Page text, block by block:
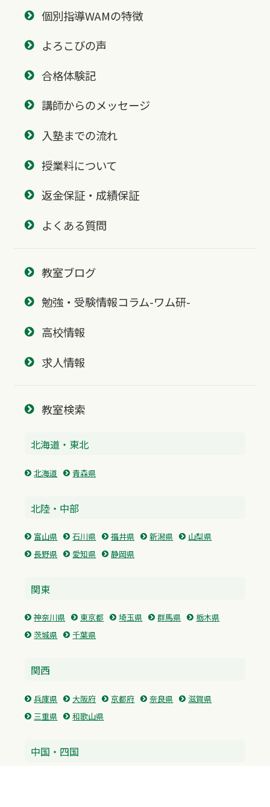
個別指導WAMの特徴
よろこびの声
合格体験記
講師からのメッセージ
入塾までの流れ
授業料について
返金保証・成績保証
よくある質問
教室ブログ
勉強・受験情報コラム-ワム研-
高校情報
求人情報
教室検索
北海道・東北
北海道 青森県
北陸・中部
富山県 石川県 福井県 新潟県
山梨県
長野県
愛知県 静岡県
関東
神奈川県 東京都 埼玉県 群馬県
栃木県
茨城県
千葉県
関西
兵庫県 大阪府 京都府 奈良県
滋賀県
三重県
和歌山県
中国・四国